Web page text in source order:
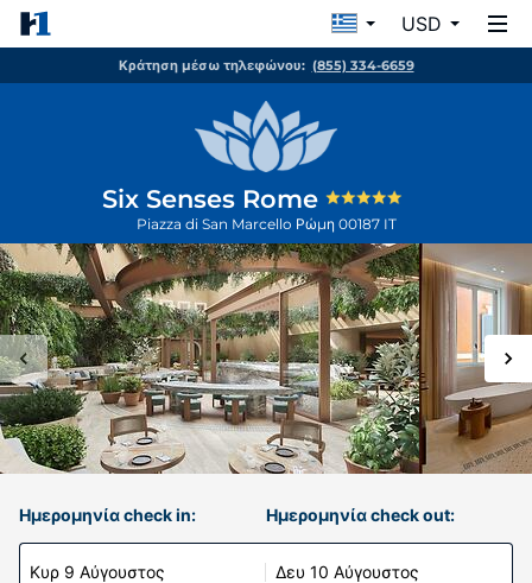
USD
Κράτηση μέσω τηλεφώνου: (855) 334-6659
Six Senses Rome
Piazza di San Marcello Ρώμη 00187 IT
Ημερομηνία check in:
Κυρ 9 Αύγουστος
Ημερομηνία check out:
Δευ 10 Αύγουστος